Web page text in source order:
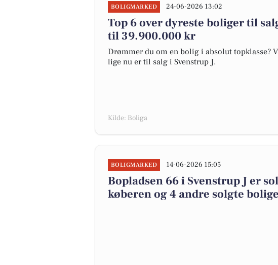
BOLIGMARKED 24-06-2026 13:02
Top 6 over dyreste boliger til
til 39.900.000 kr
Drømmer du om en bolig i absolut topklasse?
lige nu er til salg i Svenstrup J.
Kilde: Boliga
BOLIGMARKED 14-06-2026 15:05
Bopladsen 66 i Svenstrup J er
køberen og 4 andre solgte